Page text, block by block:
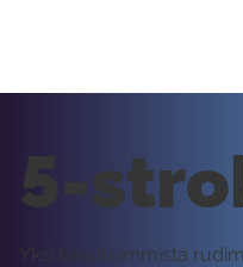
5-
Yksi tavallisimmista